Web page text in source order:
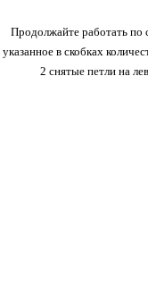
Продолжайте работать по
указанное в скобках
2 снятые петли на